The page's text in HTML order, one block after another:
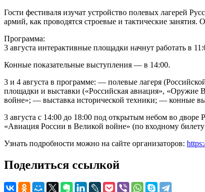
Гости фестиваля изучат устройство полевых лагерей
армий, как проводятся строевые и тактические
Программа:
3 августа интерактивные площадки начнут работать в
Конные показательные выступления — в 14:00.
3 и 4 августа в программе: — полевые лагеря
площадки и выставки («Российская авиация»,
войне»; — выставка исторической техники; — конные
3 августа с 14:00 до 18:00 под открытым небом во дворе
«Авиация России в Великой войне» (по входному
Узнать подробности можно на сайте организаторов:
Поделиться ссылкой